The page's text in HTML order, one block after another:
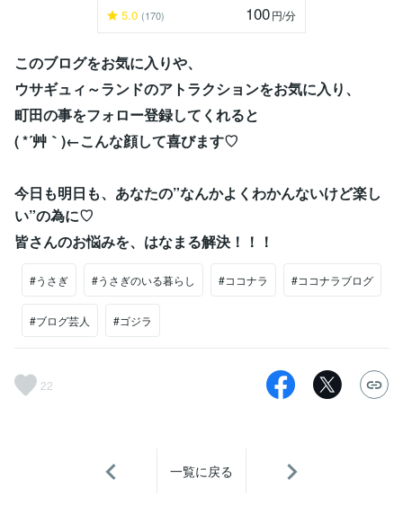
5.0 (170) 100円/分
このブログをお気に入りや、
ウサギュィ～ランドのアトラクションをお気に入り、
町田の事をフォロー登録してくれると
( *´艸｀)←こんな顔して喜びます♡
今日も明日も、あなたの”なんかよくわかんないけど楽し
い”の為に♡
皆さんのお悩みを、はなまる解決！！！
#うさぎ #うさぎのいる暮らし #ココナラ #ココナラブログ
#ブログ芸人 #ゴジラ
22
一覧に戻る